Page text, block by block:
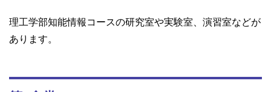
理工学部知能情報コースの研究室や実験室、演習室などが
あります。